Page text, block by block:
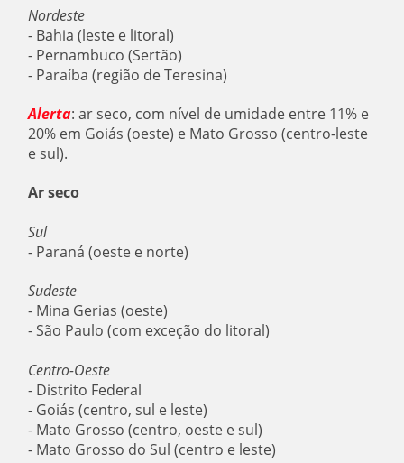
Nordeste
- Bahia (leste e litoral)
- Pernambuco (Sertão)
- Paraíba (região de Teresina)
Alerta: ar seco, com nível de umidade entre 11% e
20% em Goiás (oeste) e Mato Grosso (centro-leste
e sul).
Ar seco
Sul
- Paraná (oeste e norte)
Sudeste
- Mina Gerias (oeste)
- São Paulo (com exceção do litoral)
Centro-Oeste
- Distrito Federal
- Goiás (centro, sul e leste)
- Mato Grosso (centro, oeste e sul)
- Mato Grosso do Sul (centro e leste)